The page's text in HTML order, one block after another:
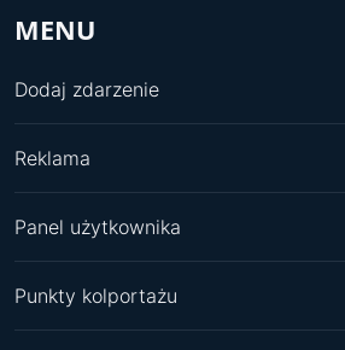
MENU
Dodaj zdarzenie
Reklama
Panel użytkownika
Punkty kolportażu